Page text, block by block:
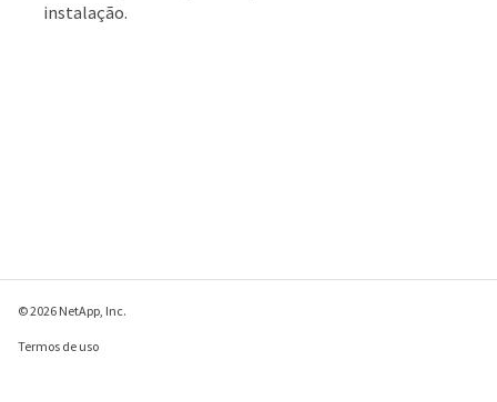
instalação.
© 2026 NetApp, Inc.
Termos de uso